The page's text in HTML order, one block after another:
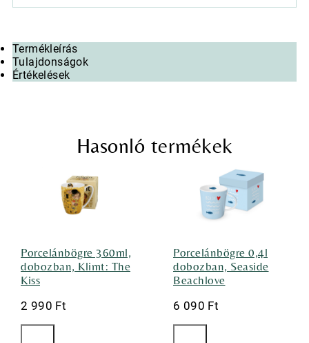
Termékleírás
Tulajdonságok
Értékelések
Hasonló termékek
Porcelánbögre 360ml,
dobozban, Klimt: The
Kiss
2 990 Ft
Porcelánbögre 0,4l
dobozban, Seaside
Beachlove
6 090 Ft